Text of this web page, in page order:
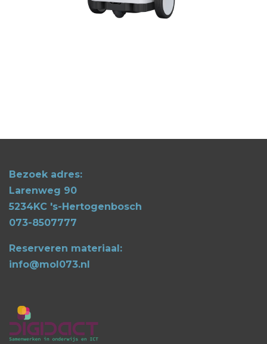
Bezoek adres:
Larenweg 90
5234KC 's-Hertogenbosch
073-8507777
Reserveren materiaal:
info@mol073.nl